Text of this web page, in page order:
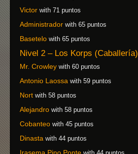
Victor with 71 puntos
Administrador with 65 puntos
Basetelo with 65 puntos
Nivel 2 – Los Korps (Caballería)
Mr. Crowley with 60 puntos
Antonio Laossa with 59 puntos
Nort with 58 puntos
Alejandro with 58 puntos
Cobanteo with 45 puntos
Dinasta with 44 puntos